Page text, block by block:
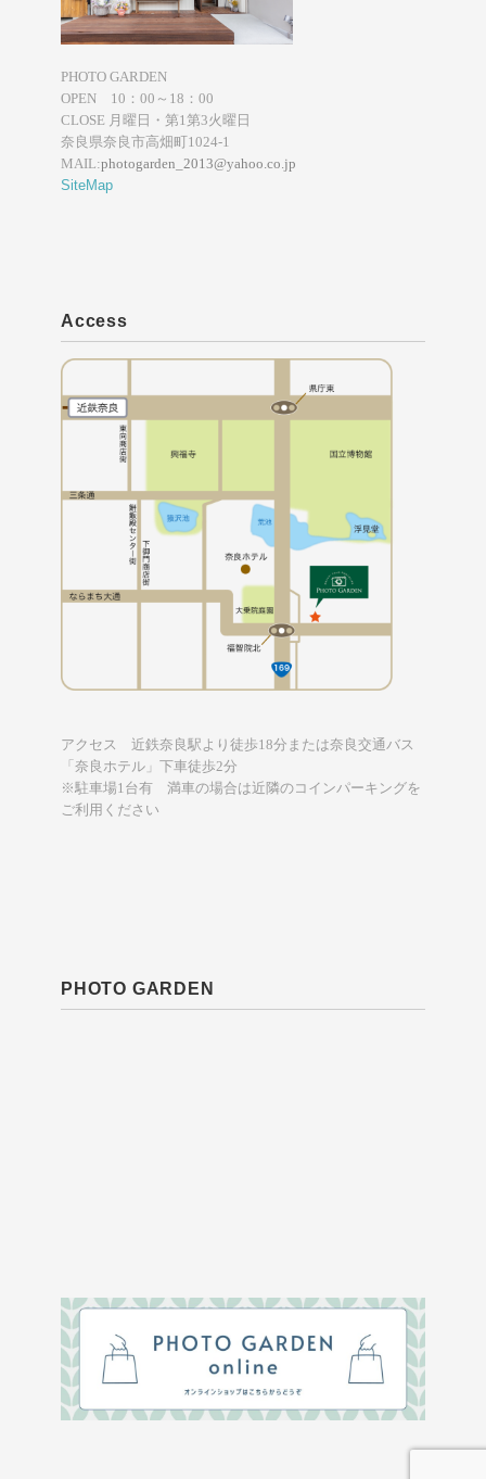
PHOTO GARDEN
OPEN 10：00～18：00
CLOSE 月曜日・第1第3火曜日
奈良県奈良市高畑町1024-1
MAIL:photogarden_2013@yahoo.co.jp
SiteMap
Access
アクセス 近鉄奈良駅より徒歩18分または奈良交通バス
「奈良ホテル」下車徒歩2分
※駐車場1台有 満車の場合は近隣のコインパーキングを
ご利用ください
PHOTO GARDEN